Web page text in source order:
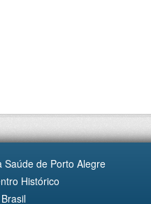
Saúde de Porto Alegre
Histórico